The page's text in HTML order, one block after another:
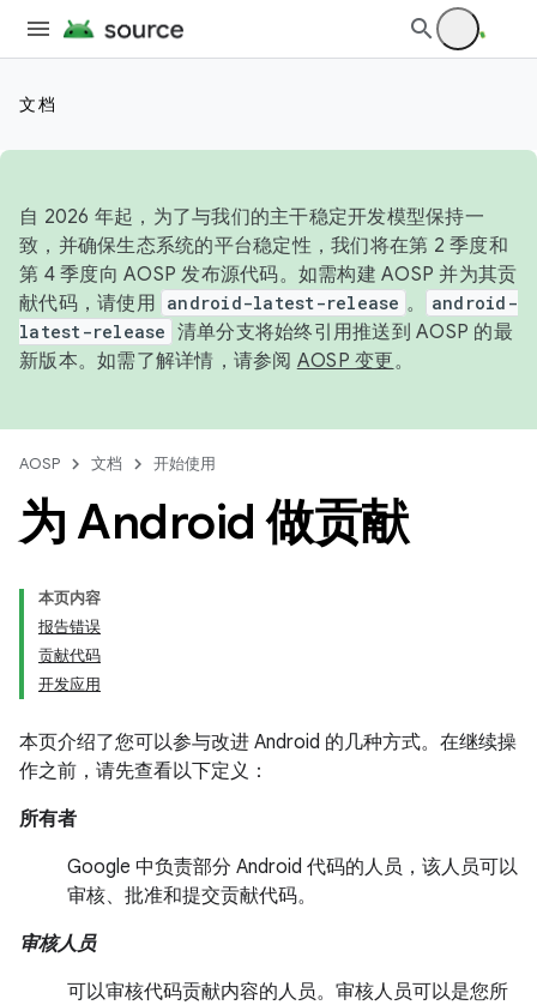
文档
自 2026 年起，为了与我们的主干稳定开发模型保持一
致，并确保生态系统的平台稳定性，我们将在第 2 季度和
第 4 季度向 AOSP 发布源代码。如需构建 AOSP 并为其贡
献代码，请使用 android-latest-release 。
android-
latest-release 清单分支将始终引用推送到 AOSP 的最
新版本。如需了解详情，请参阅 AOSP 变更。
AOSP 文档 开始使用
为 Android 做贡献
本页内容
报告错误
贡献代码
开发应用
本页介绍了您可以参与改进 Android 的几种方式。在继续操
作之前，请先查看以下定义：
所有者
Google 中负责部分 Android 代码的人员，该人员可以
审核、批准和提交贡献代码。
审核人员
可以审核代码贡献内容的人员。审核人员可以是您所